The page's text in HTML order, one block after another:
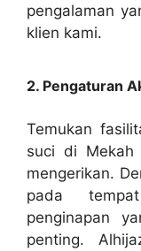
pengalaman
klien kami.
2. Pengaturan
Temukan
suci di Mekah
mengerikan.
pada
penginapan
penting.